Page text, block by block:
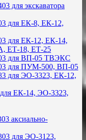
для экскаватора
для ЕК-8, ЕК-12,
для ЕК-12, ЕК-14,
ЕТ-18, ЕТ-25
для ВП-05 ТВЭКС
для ПУМ-500, ВП-05
для ЭО-3323, ЕК-12,
для ЕК-14, ЭО-3323,
аксиально-
для ЭО-3123,